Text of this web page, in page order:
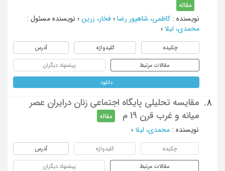
مقاله
نویسنده : کاظمی، شاهپور رضا ؛ فخار، زرین ؛ نویسنده مسئول :
محمدی، لیلا ؛
چکیده کلیدواژه آدرس
مقالات مرتبط پیشنهاد دیگران
دانلود
8.
مقایسه تحلیلی پایگاه اجتماعی زنان درایران عصر
میانه و غرب قرن 19 م
مقاله
نویسنده : محمدی، لیلا ؛
چکیده کلیدواژه آدرس
مقالات مرتبط پیشنهاد دیگران